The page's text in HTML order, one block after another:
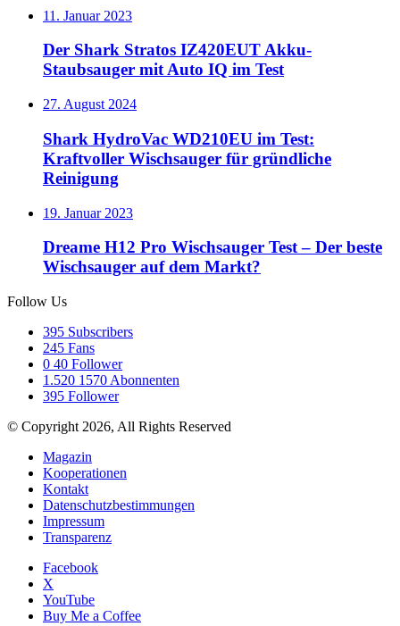
11. Januar 2023
Der Shark Stratos IZ420EUT Akku-
Staubsauger mit Auto IQ im Test
27. August 2024
Shark HydroVac WD210EU im Test:
Kraftvoller Wischsauger für gründliche
Reinigung
19. Januar 2023
Dreame H12 Pro Wischsauger Test – Der beste
Wischsauger auf dem Markt?
Follow Us
395 Subscribers
245 Fans
0 40 Follower
1.520 1570 Abonnenten
395 Follower
© Copyright 2026, All Rights Reserved
Magazin
Kooperationen
Kontakt
Datenschutzbestimmungen
Impressum
Transparenz
Facebook
X
YouTube
Buy Me a Coffee